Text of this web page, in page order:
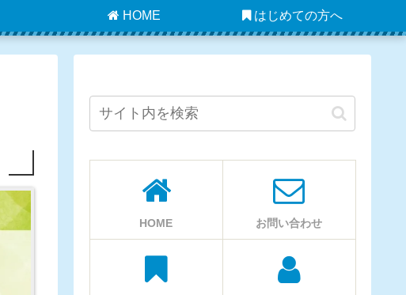
HOME はじめての方へ
HOME お問い合わせ